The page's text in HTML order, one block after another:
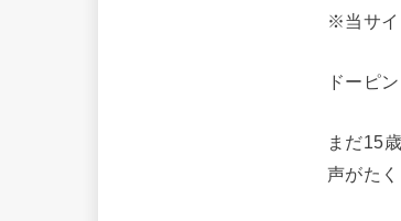
※当サイ
ドーピ
まだ15
声がたく